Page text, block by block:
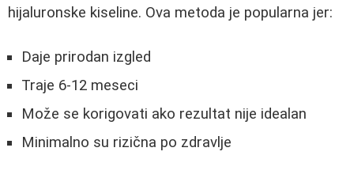
hijaluronske kiseline. Ova metoda je popularna jer:
Daje prirodan izgled
Traje 6-12 meseci
Može se korigovati ako rezultat nije idealan
Minimalno su rizična po zdravlje